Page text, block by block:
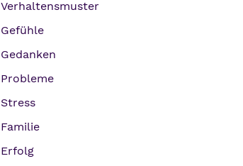
Verhaltensmuster
Gefühle
Gedanken
Probleme
Stress
Familie
Erfolg